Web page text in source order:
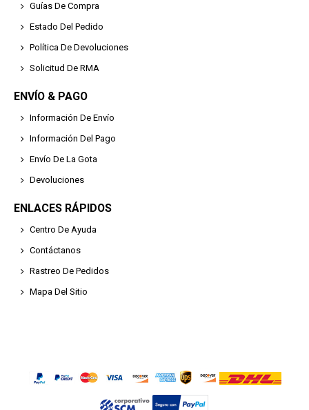
Guías De Compra
Estado Del Pedido
Política De Devoluciones
Solicitud De RMA
ENVÍO & PAGO
Información De Envío
Información Del Pago
Envío De La Gota
Devoluciones
ENLACES RÁPIDOS
Centro De Ayuda
Contáctanos
Rastreo De Pedidos
Mapa Del Sitio